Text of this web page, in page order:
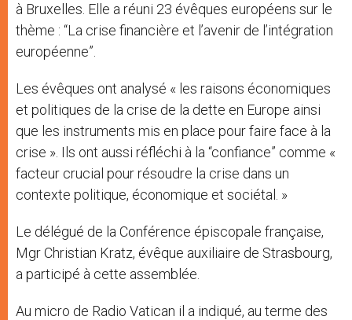
à Bruxelles. Elle a réuni 23 évêques européens sur le
thème : “La crise financière et l’avenir de l’intégration
européenne”.
Les évêques ont analysé « les raisons économiques
et politiques de la crise de la dette en Europe ainsi
que les instruments mis en place pour faire face à la
crise ». Ils ont aussi réfléchi à la “confiance” comme «
facteur crucial pour résoudre la crise dans un
contexte politique, économique et sociétal. »
Le délégué de la Conférence épiscopale française,
Mgr Christian Kratz, évêque auxiliaire de Strasbourg,
a participé à cette assemblée.
Au micro de Radio Vatican il a indiqué, au terme des